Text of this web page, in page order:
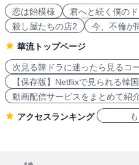
恋は飴模様
君へと続く僕の
殺し屋たちの店2
今、不倫が
華流トップページ
次見る韓ドラに迷ったら見るコ
【保存版】Netflixで見られる韓
動画配信サービスをまとめて紹
アクセスランキング もっ